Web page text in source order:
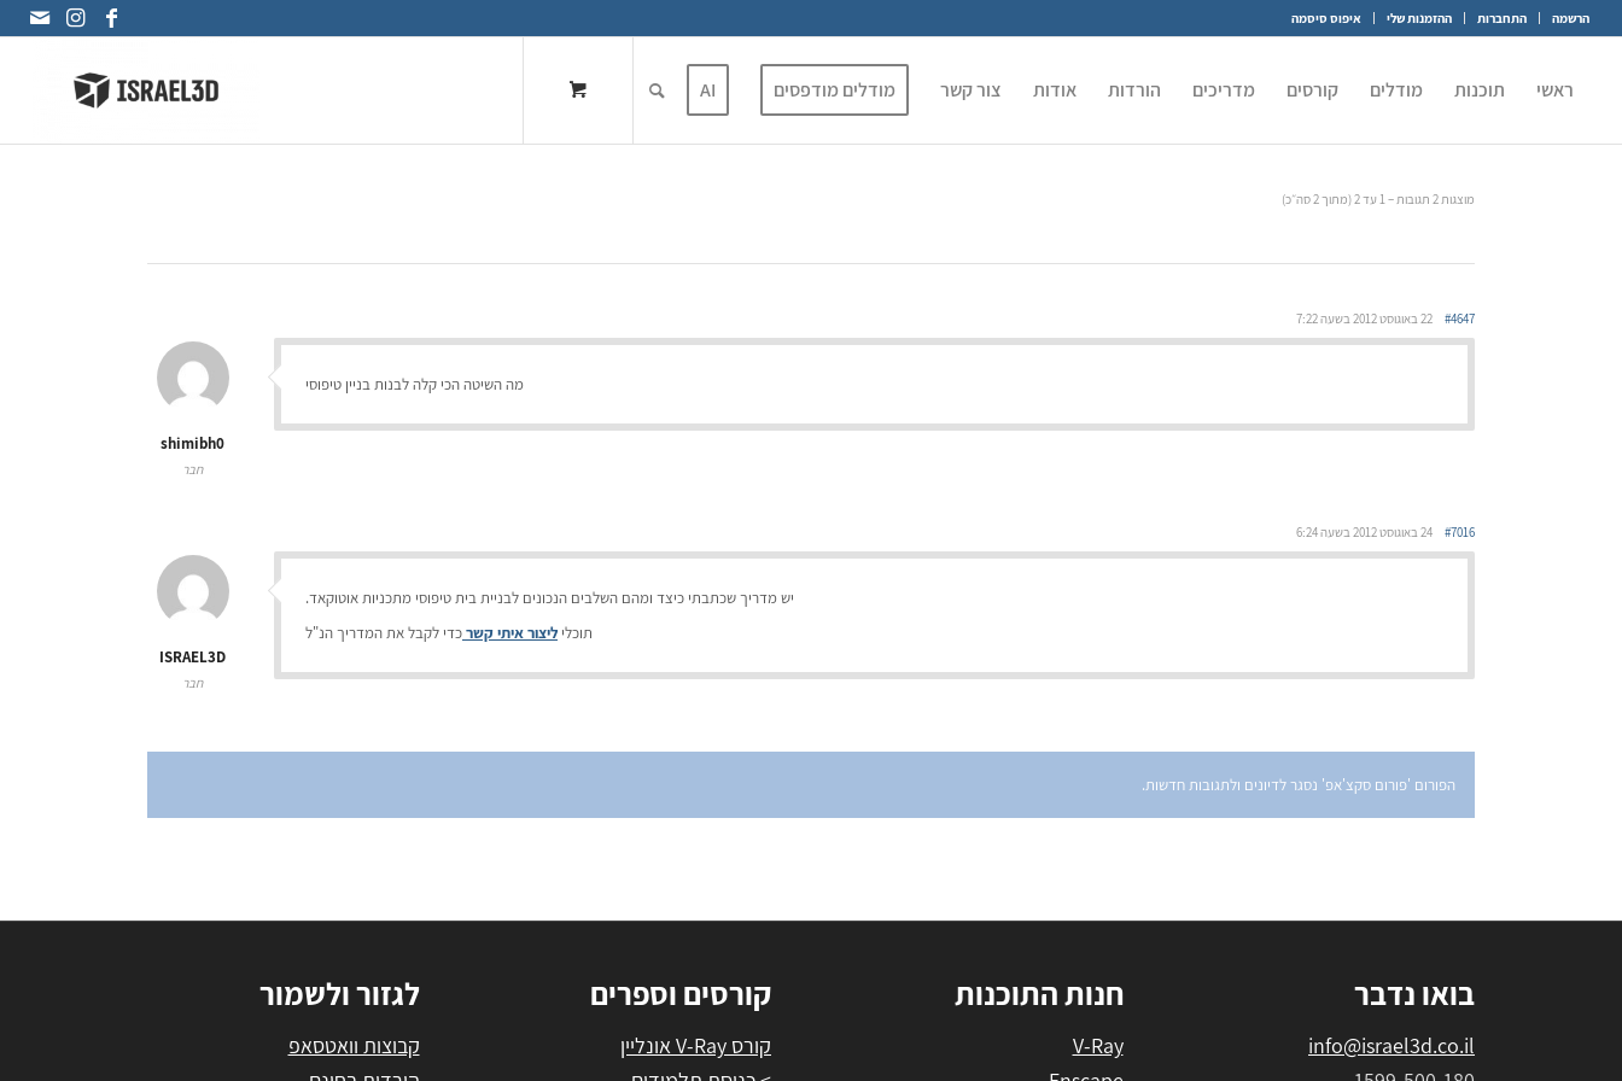
הרשמה התחברות ההזמנות שלי איפוס סיסמה
ראשי תוכנות מודלים קורסים מדריכים הורדות אודות צור קשר מודלים מודפסים AI
מוצגות 2 תגובות – 1 עד 2 (מתוך 2 סה״כ)
22 באוגוסט 2012 בשעה 7:22 #4647
shimibh0
חבר
מה השיטה הכי קלה לבנות בניין טיפוסי
24 באוגוסט 2012 בשעה 6:24 #7016
ISRAEL3D
חבר
יש מדריך שכתבתי כיצד ומהם השלבים הנכונים לבניית בית טיפוסי מתכניות אוטוקאד.
תוכלי ליצור איתי קשרכדי לקבל את המדריך הנ"ל
הפורום 'פורום סקצ'אפ' נסגר לדיונים ולתגובות חדשות.
בואו נדבר
info@israel3d.co.il
חנות התוכנות
V-Ray
קורסים וספרים
קורס V-Ray אונליין
לגזור ולשמור
קבוצות וואטסאפ